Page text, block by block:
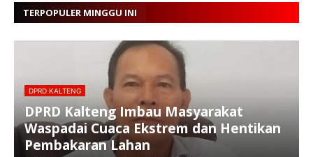
TERPOPULER MINGGU INI
DPRD KALTENG
DPRD Kalteng Imbau Masyarakat
Waspadai Cuaca Ekstrem dan Hentikan
Pembakaran Lahan